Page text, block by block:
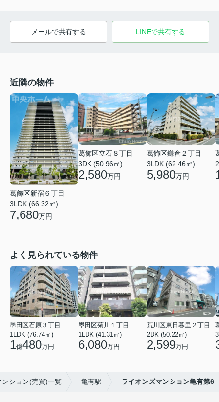
メールで共有する LINEで共有する
近隣の物件
葛飾区新宿６丁目
3LDK (66.32㎡)
7,680万円
葛飾区立石８丁目
3DK (50.96㎡)
2,580万円
葛飾区鎌倉２丁目
3LDK (62.46㎡)
5,980万円
よく見られている物件
墨田区石原３丁目
1LDK (76.74㎡)
1億480万円
墨田区菊川１丁目
1LDK (41.31㎡)
6,080万円
荒川区東日暮里２丁目
2DK (50.22㎡)
2,599万円
ンション(売買)一覧 亀有駅 ライオンズマンション亀有第6